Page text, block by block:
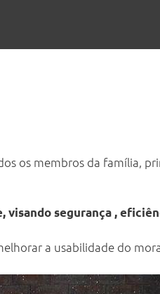
os membros da família,
segurança ,
a usabilidade do